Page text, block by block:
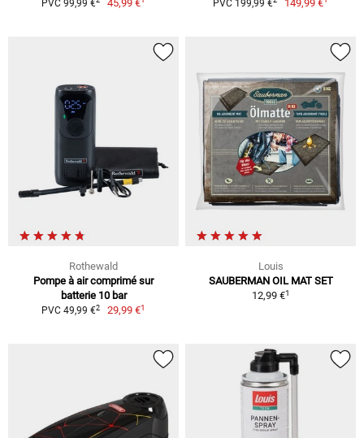
PVC 99,99 € 45,99 € PVC 199,99 € 149,99 €
Rothewald
Pompe à air comprimé sur
batterie 10 bar
PVC 49,99 €2 29,99 €1
Louis
SAUBERMAN OIL MAT SET
12,99 €1